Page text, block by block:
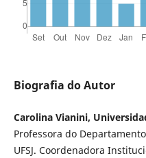
Biografia do Autor
Carolina Vianini,
Professora do
UFSJ. Coordenadora